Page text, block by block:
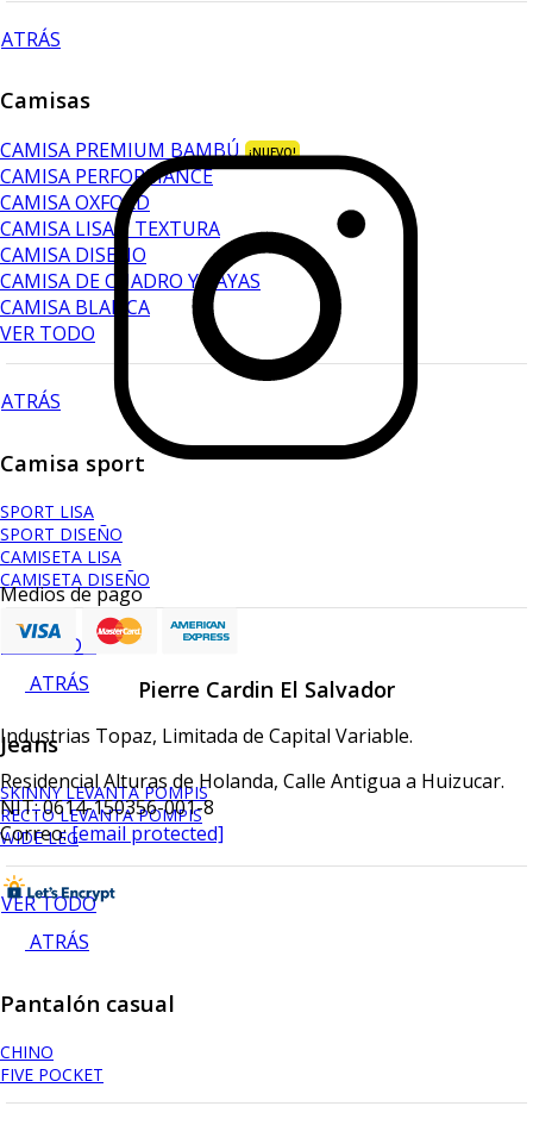
ATRÁS
Camisas
CAMISA PREMIUM BAMBÚ ¡NUEVO!
CAMISA PERFORMANCE
CAMISA OXFORD
CAMISA LISA Y TEXTURA
CAMISA DISEÑO
CAMISA DE CUADRO Y RAYAS
CAMISA BLANCA
VER TODO
ATRÁS
Camisa sport
SPORT LISA
SPORT DISEÑO
CAMISETA LISA
CAMISETA DISEÑO
VER TODO
ATRÁS
Jeans
SKINNY LEVANTA POMPIS
RECTO LEVANTA POMPIS
WIDE LEG
VER TODO
ATRÁS
Pantalón casual
CHINO
FIVE POCKET
Medios de pago
Pierre Cardin El Salvador
Industrias Topaz, Limitada de Capital Variable.
Residencial Alturas de Holanda, Calle Antigua a Huizucar.
NIT: 0614-150356-001-8
Correo:[email protected]